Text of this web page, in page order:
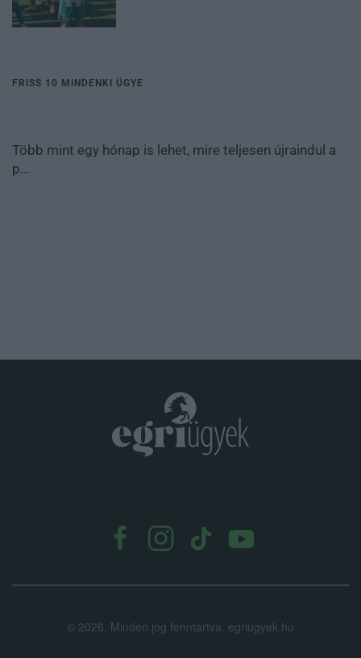
FRISS 10 MINDENKI ÜGYE
Több mint egy hónap is lehet, mire teljesen újraindul a
p...
© 2026. Minden jog fenntartva. egriugyek.hu